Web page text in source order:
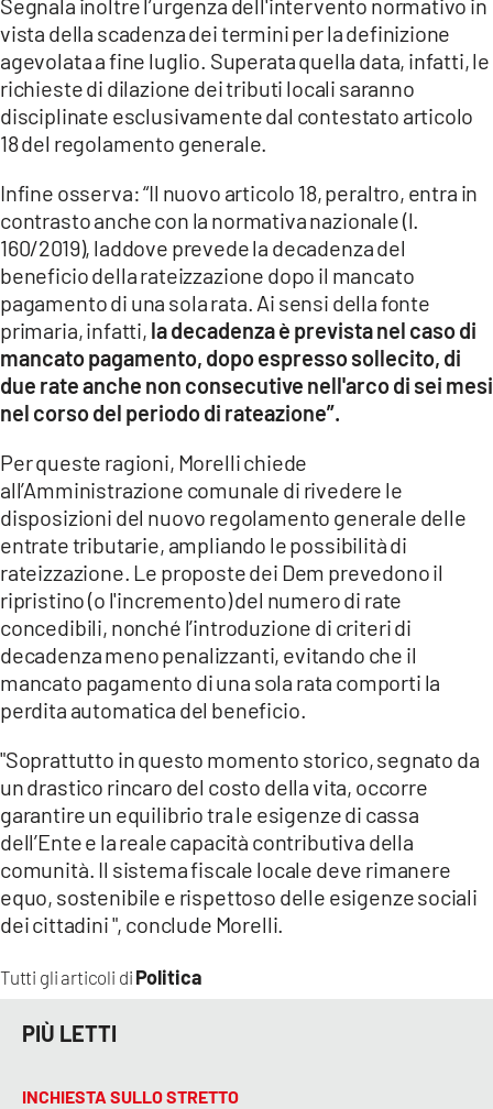
Tutti gli articoli di Politica
vista della scadenza dei termini per la definizione
agevolata a fine luglio. Superata quella data, infatti, le
richieste di dilazione dei tributi locali saranno
disciplinate esclusivamente dal contestato articolo
18 del regolamento generale.
Infine osserva: “Il nuovo articolo 18, peraltro, entra in
contrasto anche con la normativa nazionale (l.
160/2019), laddove prevede la decadenza del
beneficio della rateizzazione dopo il mancato
pagamento di una sola rata. Ai sensi della fonte
primaria, infatti, la decadenza è prevista nel caso di
mancato pagamento, dopo espresso sollecito, di
due rate anche non consecutive nell'arco di sei mesi
nel corso del periodo di rateazione”.
Per queste ragioni, Morelli chiede
all’Amministrazione comunale di rivedere le
disposizioni del nuovo regolamento generale delle
entrate tributarie, ampliando le possibilità di
rateizzazione. Le proposte dei Dem prevedono il
ripristino (o l'incremento) del numero di rate
concedibili, nonché l’introduzione di criteri di
decadenza meno penalizzanti, evitando che il
mancato pagamento di una sola rata comporti la
perdita automatica del beneficio.
"Soprattutto in questo momento storico, segnato da
un drastico rincaro del costo della vita, occorre
garantire un equilibrio tra le esigenze di cassa
dell’Ente e la reale capacità contributiva della
comunità. Il sistema fiscale locale deve rimanere
equo, sostenibile e rispettoso delle esigenze sociali
dei cittadini ", conclude Morelli.
PIÙ LETTI
INCHIESTA SULLO STRETTO